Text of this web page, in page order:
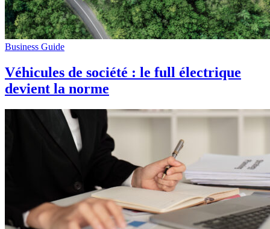
Business Guide
Véhicules de société : le full électrique
devient la norme